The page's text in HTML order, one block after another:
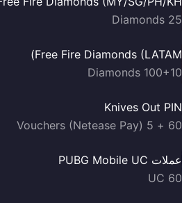
25 Diamonds
Free Fire Diamonds (LATAM)
100+10 Diamonds
Knives Out PIN
60 + 5 Vouchers (Netease Pay)
عملات PUBG Mobile UC
60 UC